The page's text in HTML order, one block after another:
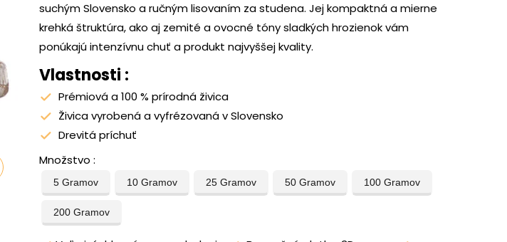
suchým Slovensko a ručným lisovaním za studena. Jej kompaktná a mierne
krehká štruktúra, ako aj zemité a ovocné tóny sladkých hrozienok vám
ponúkajú intenzívnu chuť a produkt najvyššej kvality.
Vlastnosti :
Prémiová a 100 % prírodná živica
Živica vyrobená a vyfrézovaná v Slovensko
Drevitá príchuť
Množstvo
5 Gramov 10 Gramov 25 Gramov 50 Gramov 100 Gramov
200 Gramov